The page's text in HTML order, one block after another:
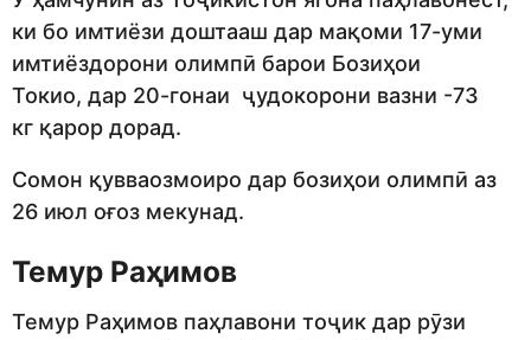
ки бо имтиёзи доштааш дар мақоми 17-уми
имтиёздорони олимпӣ барои Бозиҳои
Токио, дар 20-гонаи ҷудокорони вазни -73
кг қарор дорад.
Сомон қувваозмоиро дар бозиҳои олимпӣ аз
26 июл оғоз мекунад.
Темур Раҳимов
Темур Раҳимов паҳлавони тоҷик дар рӯзи